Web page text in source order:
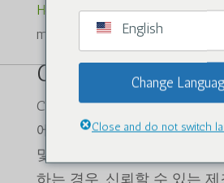
Heim
/ Produkte
muelear oxidize 구매“
Caluanie muelear
Caluanie muelear oxidize는
에서 활용되는 화학 물질로,
및 합성에 사용됩니다. 이 물
하는 경우, 신뢰할 수 있는
English
Change
Close and do not switch